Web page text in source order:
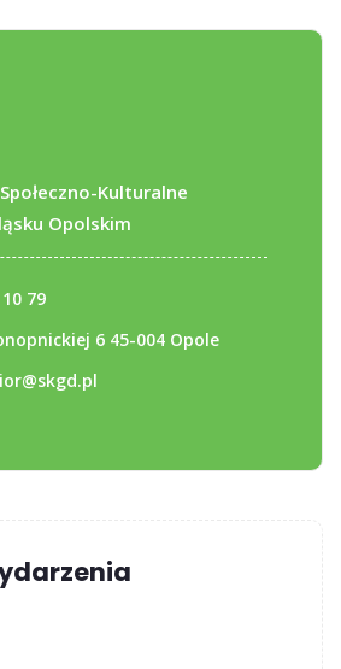
Kulturalne
Opolskim
79
6 45-004 Opole